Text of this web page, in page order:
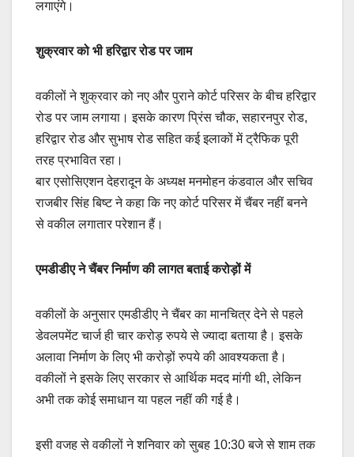
लगाएंगे।
शुक्रवार को भी हरिद्वार रोड पर जाम
वकीलों ने शुक्रवार को नए और पुराने कोर्ट परिसर के बीच हरिद्वार
रोड पर जाम लगाया। इसके कारण प्रिंस चौक, सहारनपुर रोड,
हरिद्वार रोड और सुभाष रोड सहित कई इलाकों में ट्रैफिक पूरी
तरह प्रभावित रहा।
बार एसोसिएशन देहरादून के अध्यक्ष मनमोहन कंडवाल और सचिव
राजबीर सिंह बिष्ट ने कहा कि नए कोर्ट परिसर में चैंबर नहीं बनने
से वकील लगातार परेशान हैं।
एमडीडीए ने चैंबर निर्माण की लागत बताई करोड़ों में
वकीलों के अनुसार एमडीडीए ने चैंबर का मानचित्र देने से पहले
डेवलपमेंट चार्ज ही चार करोड़ रुपये से ज्यादा बताया है। इसके
अलावा निर्माण के लिए भी करोड़ों रुपये की आवश्यकता है।
वकीलों ने इसके लिए सरकार से आर्थिक मदद मांगी थी, लेकिन
अभी तक कोई समाधान या पहल नहीं की गई है।
इसी वजह से वकीलों ने शनिवार को सुबह 10:30 बजे से शाम तक